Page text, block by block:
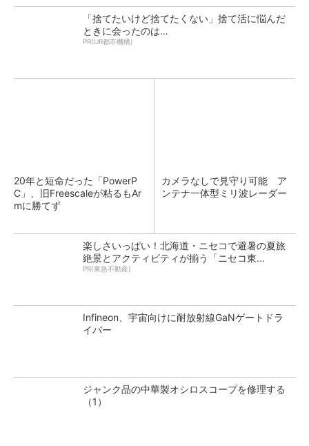
「捨てたいけど捨てたくない」捨て活に悩んだ
ときに会ったのは…
PR(UR都市機構)
20年と短命だった「PowerP
C」、旧Freescaleが粘るもAr
mに勝てず
カメラなしで見守り可能 ア
ンテナ一体型ミリ波レーダー
楽しさいっぱい！北海道・ニセコで避暑の夏旅
絶景とアクティビティが揃う「ニセコ東...
PR(東急不動産)
Infineon、宇宙向けに耐放射線GaNゲートドラ
イバー
ジャンク品の中華製オシロスコープを修理する
（1）